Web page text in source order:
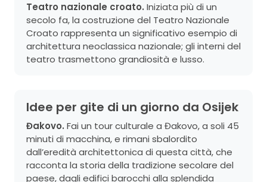
Teatro nazionale croato. Iniziata più di un
secolo fa, la costruzione del Teatro Nazionale
Croato rappresenta un significativo esempio di
architettura neoclassica nazionale; gli interni del
teatro trasmettono grandiosità e lusso.
Idee per gite di un giorno da Osijek
Đakovo. Fai un tour culturale a Đakovo, a soli 45
minuti di macchina, e rimani sbalordito
dall’eredità architettonica di questa città, che
racconta la storia della tradizione secolare del
paese, dagli edifici barocchi alla splendida